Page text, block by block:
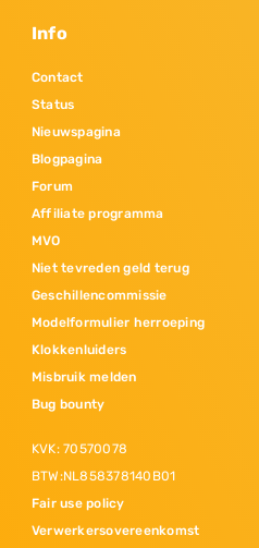
Info
Contact
Status
Nieuwspagina
Blogpagina
Forum
Affiliate programma
MVO
Niet tevreden geld terug
Geschillencommissie
Modelformulier herroeping
Klokkenluiders
Misbruik melden
Bug bounty
KVK: 70570078
BTW:NL858378140B01
Fair use policy
Verwerkersovereenkomst